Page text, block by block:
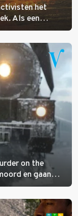
het
Als een
zet, besluit
on the
en gaan
van de andere